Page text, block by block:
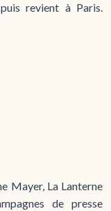
revient à Paris.
Mayer, La Lanterne
de presse